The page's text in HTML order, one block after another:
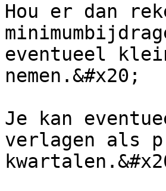
Hou er dan
eventueel
nemen.&#x20;
Je kan
verlagen als